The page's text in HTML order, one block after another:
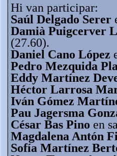
Hi van participar:
Saúl Delgado Serer
Damià Puigcerver
(27.60).
Daniel Cano López
Pedro Mezquida
Eddy Martínez
Héctor Larrosa
Iván Gómez
Pau Jagersma
César Bas Pino en
Magdalena Antón
Sofía Martínez